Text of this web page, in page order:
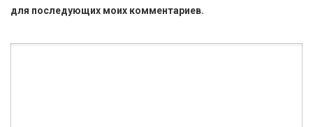
для последующих моих комментариев.